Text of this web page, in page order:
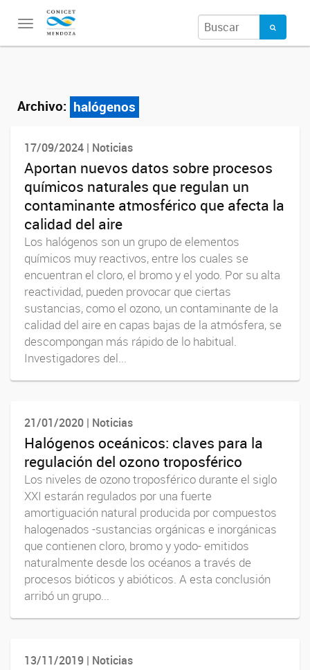
Toggle
navigation
Archivo: halógenos
17/09/2024 | Noticias
Aportan nuevos datos sobre procesos
químicos naturales que regulan un
contaminante atmosférico que afecta la
calidad del aire
Los halógenos son un grupo de elementos
químicos muy reactivos, entre los cuales se
encuentran el cloro, el bromo y el yodo. Por su alta
reactividad, pueden provocar que ciertas
sustancias, como el ozono, un contaminante de la
calidad del aire en capas bajas de la atmósfera, se
descompongan más rápido de lo habitual.
Investigadores del...
21/01/2020 | Noticias
Halógenos oceánicos: claves para la
regulación del ozono troposférico
Los niveles de ozono troposférico durante el siglo
XXI estarán regulados por una fuerte
amortiguación natural producida por compuestos
halogenados -sustancias orgánicas e inorgánicas
que contienen cloro, bromo y yodo- emitidos
naturalmente desde los océanos a través de
procesos bióticos y abióticos. A esta conclusión
arribó un grupo...
13/11/2019 | Noticias